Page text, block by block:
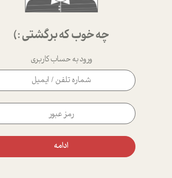
چه خوب که برگشتی :)
ورود به حساب کاربری
ادامه